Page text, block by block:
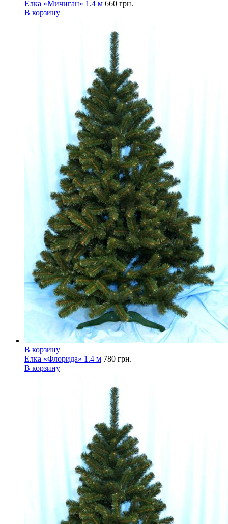
Елка «Мичиган» 1.4 м 660 грн.
В корзину
В корзину
Елка «Флорида» 1.4 м 780 грн.
В корзину